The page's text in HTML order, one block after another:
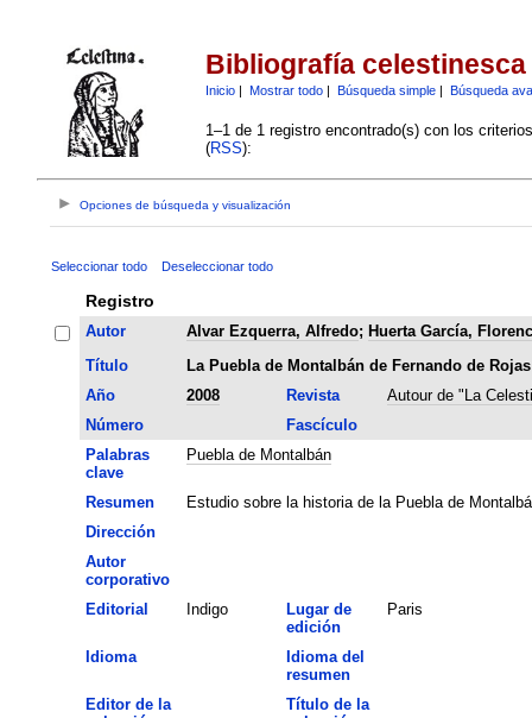
Bibliografía celestinesca
Inicio| Mostrar todo| Búsqueda simple| Búsqueda
1–1 de 1 registro encontrado(s) con los
(RSS):
Opciones de búsqueda y visualización
Seleccionar todo Deseleccionar todo
Registro
Autor Alvar Ezquerra, Alfredo; Huerta García,
Título
La Puebla de Montalbán de Fernando de Rojas
Año
2008 Revista
Autour de "La
Número
Fascículo
Palabras
clave
Puebla de Montalbán
Resumen
Estudio sobre la historia de la Puebla de
Dirección
Autor
corporativo
Editorial
Indigo
Lugar de
edición
Paris
Idioma
Idioma del
resumen
Editor de la
Título de la